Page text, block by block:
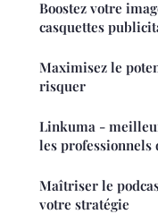
Boostez votre
casquettes
Maximisez le
risquer
Linkuma -
les professionnels
Maîtriser le
votre stratégie